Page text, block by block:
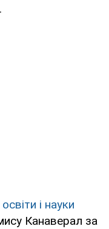
і науки
Канаверал за